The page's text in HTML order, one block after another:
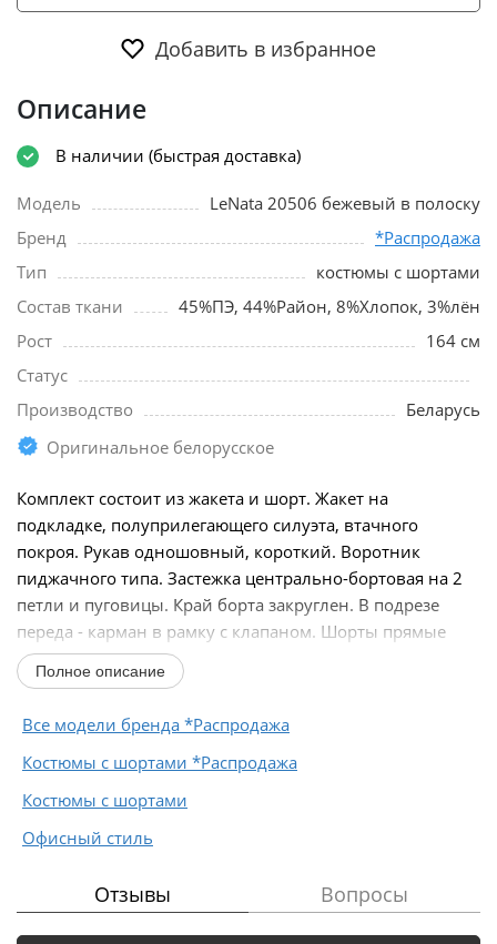
Добавить в избранное
Описание
В наличии (быстрая доставка)
Модель
LeNata 20506 бежевый в полоску
Бренд
*Распродажа
Тип
костюмы с шортами
Состав ткани
45%ПЭ, 44%Район, 8%Хлопок, 3%лён
Рост
164 см
Статус
Производство
Беларусь
Оригинальное белорусское
Комплект состоит из жакета и шорт. Жакет на
подкладке, полуприлегающего силуэта, втачного
покроя. Рукав одношовный, короткий. Воротник
пиджачного типа. Застежка центрально-бортовая на 2
петли и пуговицы. Край борта закруглен. В подрезе
переда - карман в рамку с клапаном. Шорты прямые
на...
Полное описание
Все модели бренда *Распродажа
Костюмы с шортами *Распродажа
Костюмы с шортами
Офисный стиль
Отзывы Вопросы